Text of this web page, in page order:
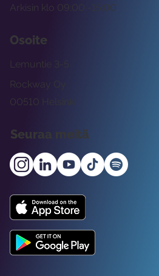
Arkisin klo 09:00 -15:00
Osoite
Rockway Oy
Lemuntie 3-5
00510 Helsinki
Seuraa meitä